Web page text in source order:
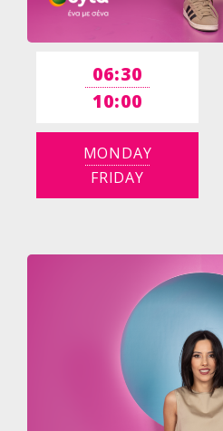
06:30
10:00
MONDAY
FRIDAY